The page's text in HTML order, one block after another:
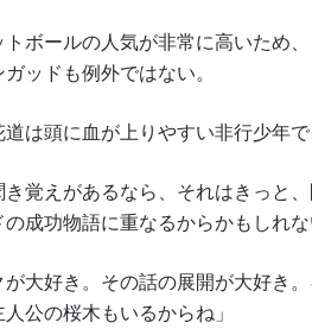
トボールの人気が非常に高いため
ッドも例外ではない。
は頭に血が上りやすい非行少年
き覚えがあるなら、それはきっと
成功物語に重なるからかもしれな
が大好き。その話の展開が大好き
公の桜木もいるからね」
最新
ー、ライブ